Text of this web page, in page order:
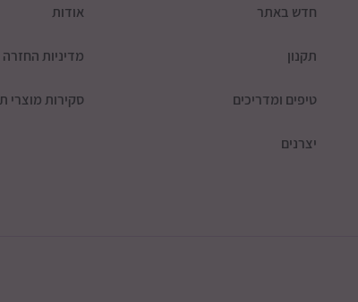
חדש באתר אודות
תקנון מדיניות החזרה
טיפים ומדריכים סקירות מוצרי
יצרנים